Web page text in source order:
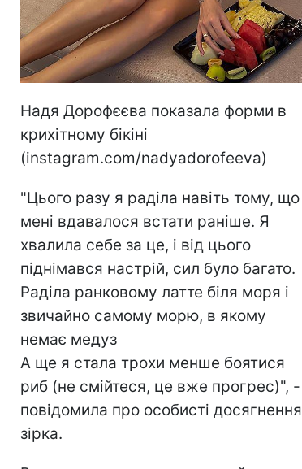
Надя Дорофєєва показала форми в
крихітному бікіні
(instagram.com/nadyadorofeeva)
"Цього разу я раділа навіть тому, що
мені вдавалося встати раніше. Я
хвалила себе за це, і від цього
піднімався настрій, сил було багато.
Раділа ранковому латте біля моря і
звичайно самому морю, в якому
немає медуз
А ще я стала трохи менше боятися
риб (не смійтеся, це вже прогрес)", -
повідомила про особисті досягнення
зірка.